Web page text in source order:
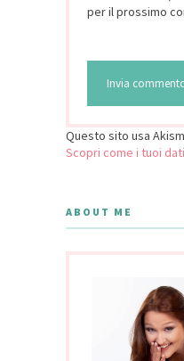
per il prossimo
Questo sito usa
Scopri come i tuoi
ABOUT ME